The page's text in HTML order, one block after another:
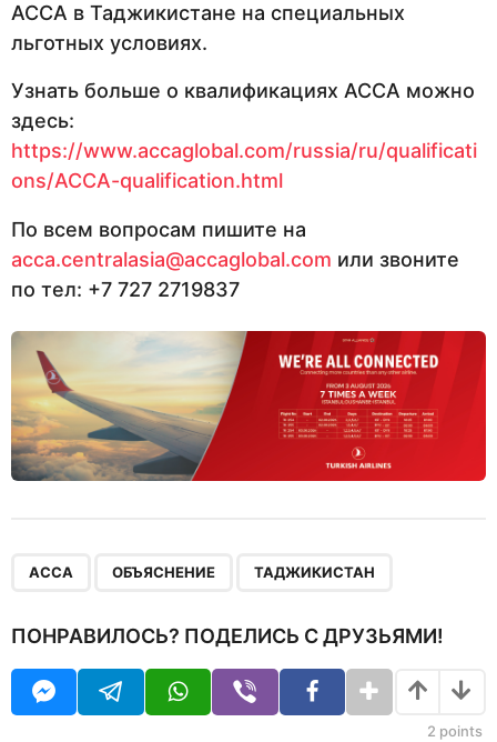
АССА в Таджикистане на специальных
льготных условиях.
Узнать больше о квалификациях АССА можно
здесь:
https://www.accaglobal.com/russia/ru/qualificati
ons/ACCA-qualification.html
По всем вопросам пишите на
acca.centralasia@accaglobal.com или звоните
по тел: +7 727 2719837
ACCA ОБЪЯСНЕНИЕ ТАДЖИКИСТАН
ПОНРАВИЛОСЬ? ПОДЕЛИСЬ С ДРУЗЬЯМИ!
2 points